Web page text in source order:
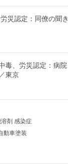
災認定：同僚の聞き
毒、労災認定：病院
東京
剤 感染症
動車塗装